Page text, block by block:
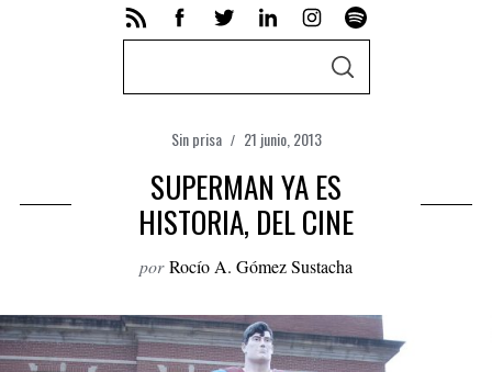
:
S
Sin prisa 21 junio, 2013
SUPERMAN YA ES
HISTORIA, DEL CINE
por Rocío A. Gómez Sustacha